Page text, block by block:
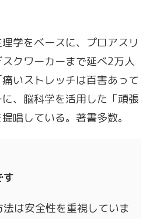
学をベースに、プロアスリ
クワーカーまで延べ2万人
いストレッチは百害あって
、脳科学を活用した「頑張
唱している。著書多数。
す
は安全性を重視していま